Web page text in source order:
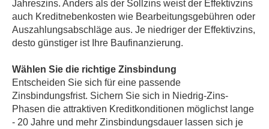
Jahreszins. Anders als der Sollzins weist der Effektivzins
auch Kreditnebenkosten wie Bearbeitungsgebühren oder
Auszahlungsabschläge aus. Je niedriger der Effektivzins,
desto günstiger ist Ihre Baufinanzierung.
Wählen Sie die richtige Zinsbindung
Entscheiden Sie sich für eine passende
Zinsbindungsfrist. Sichern Sie sich in Niedrig-Zins-
Phasen die attraktiven Kreditkonditionen möglichst lange
- 20 Jahre und mehr Zinsbindungsdauer lassen sich je